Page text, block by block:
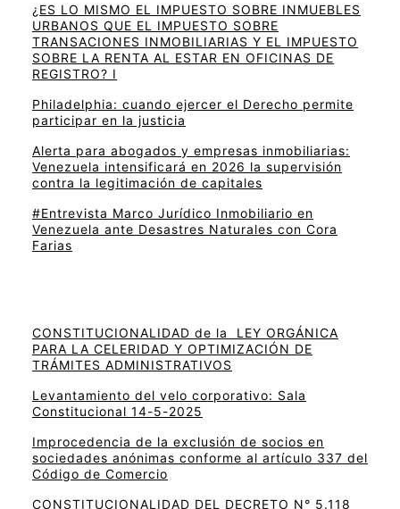
¿ES LO MISMO EL IMPUESTO SOBRE INMUEBLES
URBANOS QUE EL IMPUESTO SOBRE
TRANSACIONES INMOBILIARIAS Y EL IMPUESTO
SOBRE LA RENTA AL ESTAR EN OFICINAS DE
REGISTRO? I
Philadelphia: cuando ejercer el Derecho permite
participar en la justicia
Alerta para abogados y empresas inmobiliarias:
Venezuela intensificará en 2026 la supervisión
contra la legitimación de capitales
#Entrevista Marco Jurídico Inmobiliario en
Venezuela ante Desastres Naturales con Cora
Farias
CONSTITUCIONALIDAD de la LEY ORGÁNICA
PARA LA CELERIDAD Y OPTIMIZACIÓN DE
TRÁMITES ADMINISTRATIVOS
Levantamiento del velo corporativo: Sala
Constitucional 14-5-2025
Improcedencia de la exclusión de socios en
sociedades anónimas conforme al artículo 337 del
Código de Comercio
CONSTITUCIONALIDAD DEL DECRETO N° 5.118